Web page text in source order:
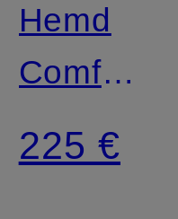
Hemd
Comfort
Fit
225 €